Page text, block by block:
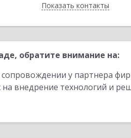
Показать контакты
Назад
обратите внимание на:
у партнера
внедрение технологий и